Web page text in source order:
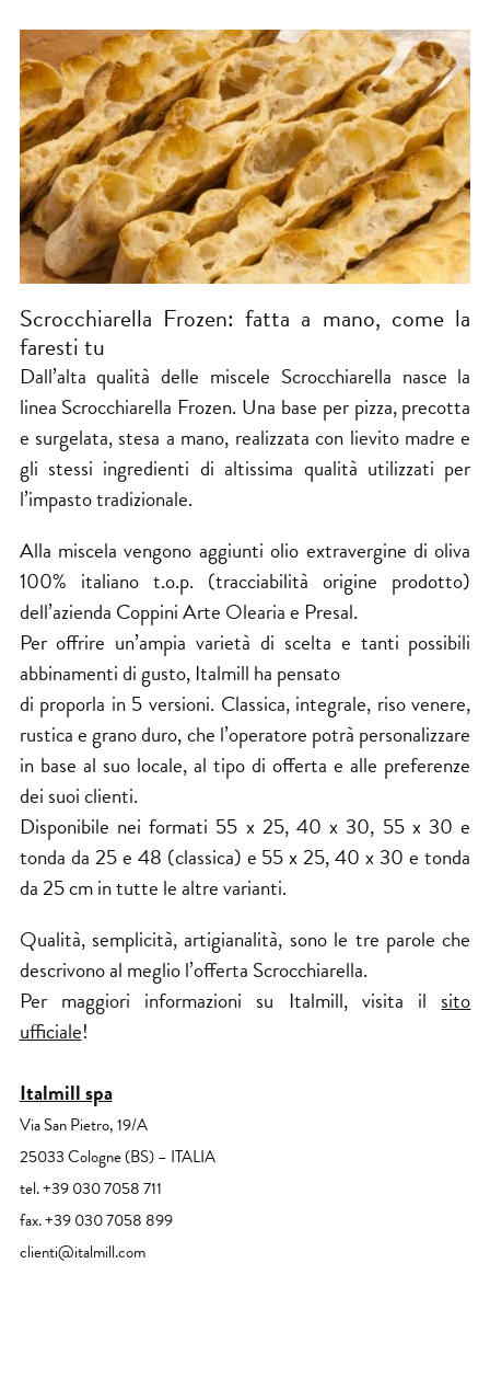
Scrocchiarella Frozen: fatta a mano, come la
faresti tu
Dall’alta qualità delle miscele Scrocchiarella nasce la
linea Scrocchiarella Frozen. Una base per pizza, precotta
e surgelata, stesa a mano, realizzata con lievito madre e
gli stessi ingredienti di altissima qualità utilizzati per
l’impasto tradizionale.
Alla miscela vengono aggiunti olio extravergine di oliva
100% italiano t.o.p. (tracciabilità origine prodotto)
dell’azienda Coppini Arte Olearia e Presal.
Per offrire un’ampia varietà di scelta e tanti possibili
abbinamenti di gusto, Italmill ha pensato
di proporla in 5 versioni. Classica, integrale, riso venere,
rustica e grano duro, che l’operatore potrà personalizzare
in base al suo locale, al tipo di offerta e alle preferenze
dei suoi clienti.
Disponibile nei formati 55 x 25, 40 x 30, 55 x 30 e
tonda da 25 e 48 (classica) e 55 x 25, 40 x 30 e tonda
da 25 cm in tutte le altre varianti.
Qualità, semplicità, artigianalità, sono le tre parole che
descrivono al meglio l’offerta Scrocchiarella.
Per maggiori informazioni su Italmill, visita ilsito
ufficiale!
Italmill spa
Via San Pietro, 19/A
25033 Cologne (BS) – ITALIA
tel. +39 030 7058 711
fax. +39 030 7058 899
clienti@italmill.com